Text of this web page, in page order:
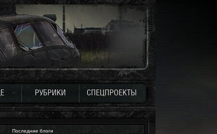
РУБРИКИ СПЕЦПРОЕКТЫ
Последние блоги